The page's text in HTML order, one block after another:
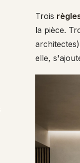
Trois
la pièce.
elle,